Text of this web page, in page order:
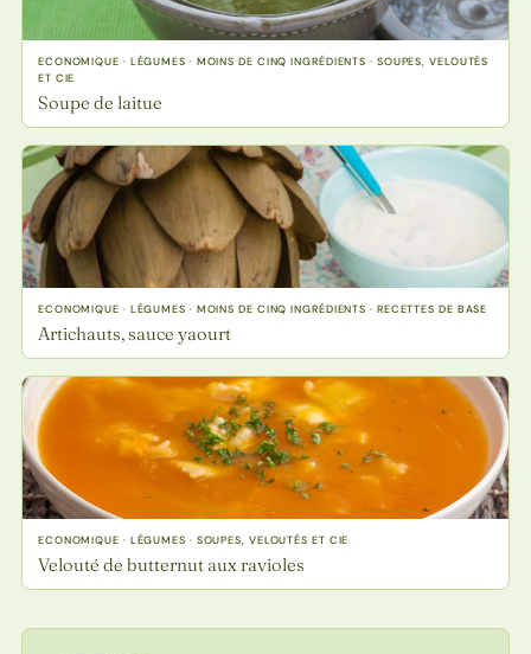
ECONOMIQUE · LÉGUMES · MOINS DE CINQ INGRÉDIENTS · SOUPES, VELOUTÉS
ET CIE
Soupe de laitue
ECONOMIQUE · LÉGUMES · MOINS DE CINQ INGRÉDIENTS · RECETTES DE BASE
Artichauts, sauce yaourt
ECONOMIQUE · LÉGUMES · SOUPES, VELOUTÉS ET CIE
Velouté de butternut aux ravioles